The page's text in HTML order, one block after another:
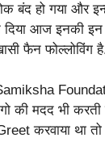
बंद हो गया और
दिया आज इनकी इन
फैन फोल्लोविंग
Samiksha
की मदद भी
करवाया था तो